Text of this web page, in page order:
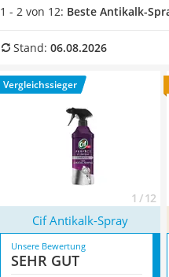
Zeckenschutz Katze
Philips-Sonicare-Zahnbürste
Mineralfutter Pferd
Massagegerät
und einfach zu entfernen
Vergleichstabelle ein
genießen können. Überzeugt
besonders das Modell
Cif
Eigenschaften.
1 - 2 von 12: Beste Antikalk-
Stand: 06.08.2026
Vergleichssieger
1 / 12
Cif Antikalk-Spray
Unsere Bewertung
SEHR GUT